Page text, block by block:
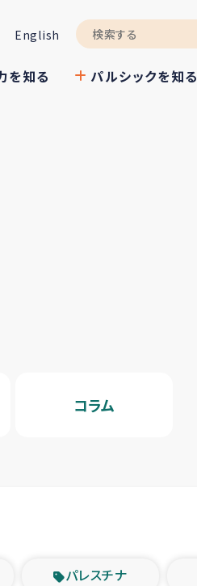
English
を知る パルシックを知る
コラム
パレスチナ